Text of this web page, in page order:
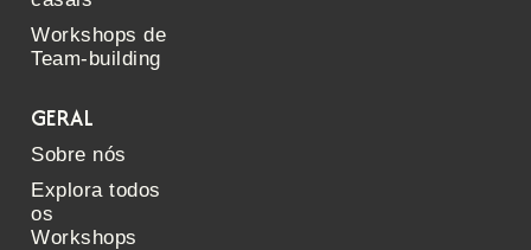
Workshops de
Team-building
GERAL
Sobre nós
Explora todos
os
Workshops